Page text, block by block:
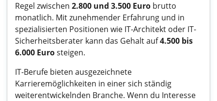
Regel zwischen 2.800 und 3.500 Euro brutto
monatlich. Mit zunehmender Erfahrung und in
spezialisierten Positionen wie IT-Architekt oder IT-
Sicherheitsberater kann das Gehalt auf4.500 bis
6.000 Eurosteigen.
IT-Berufe bieten ausgezeichnete
Karrieremöglichkeiten in einer sich ständig
weiterentwickelnden Branche. Wenn du Interesse